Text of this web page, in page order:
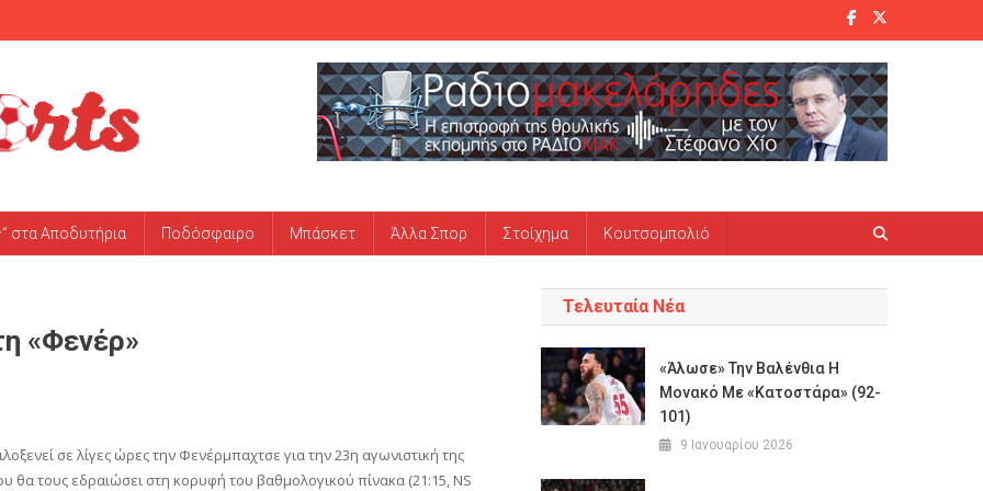
στα Αποδυτήρια Ποδόσφαιρο Μπάσκετ Άλλα Σπορ Στοίχημα Κουτσομπολιό
«Φενέρ»
σε λίγες ώρες την Φενέρμπαχτσε για την 23η αγωνιστική της
θα τους εδραιώσει στη κορυφή του βαθμολογικού πίνακα (21:15, NS
Τελευταία Νέα
«Άλωσε» Την Βαλένθια Η
Μονακό Με «κατοστάρα» (92-
101)
9 Ιανουαρίου 2026